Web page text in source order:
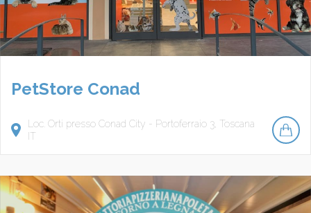
PetStore Conad
Loc. Orti presso Conad City - Portoferraio 3 Toscana
IT